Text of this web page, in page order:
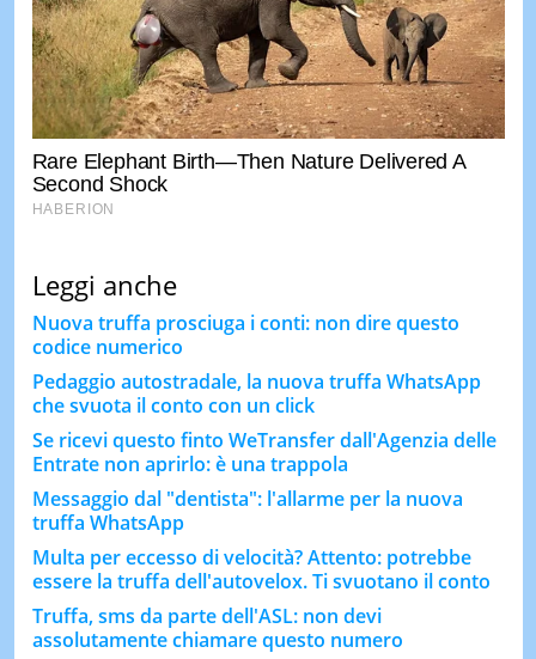
Leggi anche
Nuova truffa prosciuga i conti: non dire questo
codice numerico
Pedaggio autostradale, la nuova truffa WhatsApp
che svuota il conto con un click
Se ricevi questo finto WeTransfer dall'Agenzia delle
Entrate non aprirlo: è una trappola
Messaggio dal "dentista": l'allarme per la nuova
truffa WhatsApp
Multa per eccesso di velocità? Attento: potrebbe
essere la truffa dell'autovelox. Ti svuotano il conto
Truffa, sms da parte dell'ASL: non devi
assolutamente chiamare questo numero